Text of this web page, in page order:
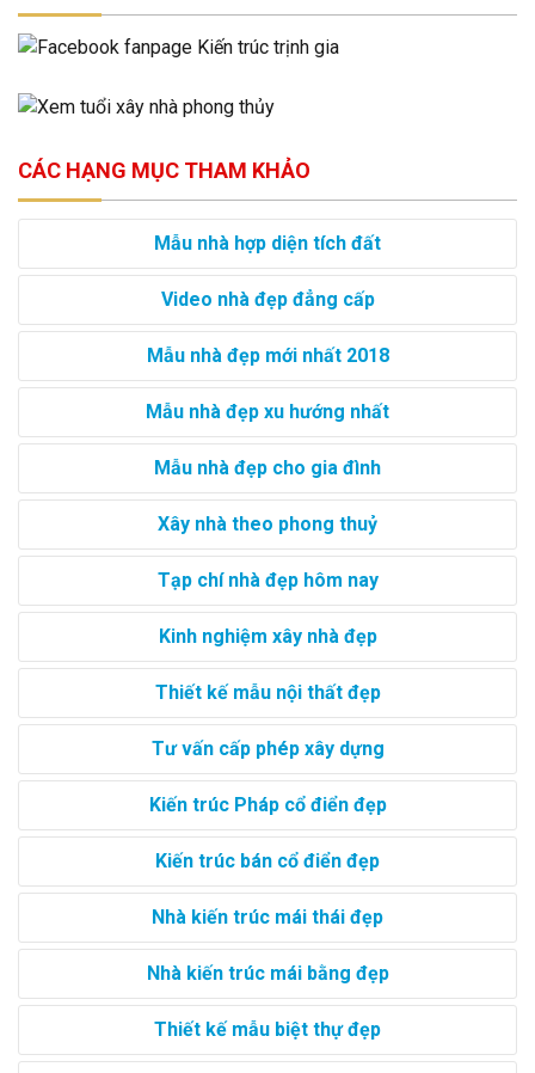
CÁC HẠNG MỤC THAM KHẢO
Mẫu nhà hợp diện tích đất
Video nhà đẹp đẳng cấp
Mẫu nhà đẹp mới nhất 2018
Mẫu nhà đẹp xu hướng nhất
Mẫu nhà đẹp cho gia đình
Xây nhà theo phong thuỷ
Tạp chí nhà đẹp hôm nay
Kinh nghiệm xây nhà đẹp
Thiết kế mẫu nội thất đẹp
Tư vấn cấp phép xây dựng
Kiến trúc Pháp cổ điển đẹp
Kiến trúc bán cổ điển đẹp
Nhà kiến trúc mái thái đẹp
Nhà kiến trúc mái bằng đẹp
Thiết kế mẫu biệt thự đẹp